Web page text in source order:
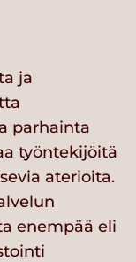
ja
parhainta
työntekijöitä
aterioita.
enempää eli